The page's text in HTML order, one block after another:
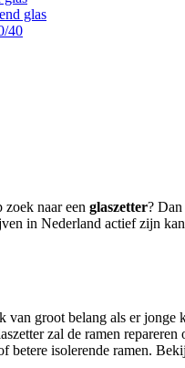
glas
40
zoek naar een glaszetter? Dan
in Nederland actief zijn
van groot belang als er
zal de ramen
betere isolerende ramen.